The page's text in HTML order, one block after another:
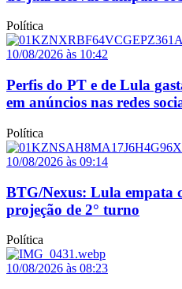
Política
10/08/2026 às 10:42
Perfis do PT e de Lula
em anúncios nas redes
Política
10/08/2026 às 09:14
BTG/Nexus: Lula empata
projeção de 2° turno
Política
10/08/2026 às 08:23